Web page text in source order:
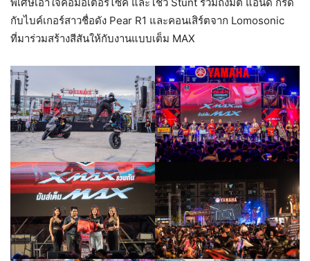
กับไบค์เกอร์สาวชื่อดัง Pear R1 และคอนเสิร์ตจาก Lomosonic
ที่มาร่วมสร้างสีสันให้กับงานแบบเต็ม MAX